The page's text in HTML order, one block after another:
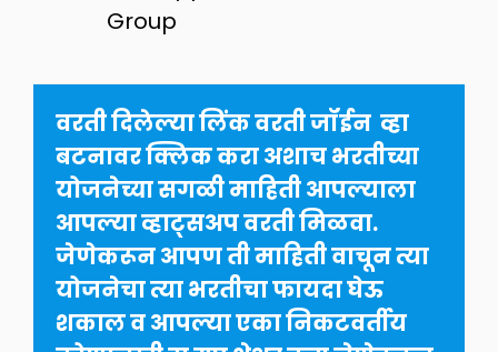
Group
वरती दिलेल्या लिंक वरती जॉईन  व्हा
बटनावर क्लिक करा अशाच भरतीच्या
योजनेच्या सगळी माहिती आपल्याला
आपल्या व्हाट्सअप वरती मिळवा.
जेणेकरून आपण ती माहिती वाचून त्या
योजनेचा त्या भरतीचा फायदा घेऊ
शकाल व आपल्या एका निकटवर्तीय